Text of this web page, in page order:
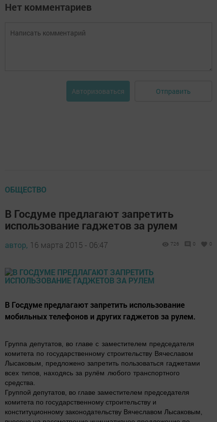
Нет комментариев
Авторизоваться Отправить
ОБЩЕСТВО
В Госдуме предлагают запретить
использование гаджетов за рулем
автор, 16 марта 2015 - 06:47 726 0 0
В Госдуме предлагают запретить использование
мобильных телефонов и других гаджетов за рулем.
Группа депутатов, во главе с заместителем председателя
комитета по государственному строительству Вячеславом
Лысаковым, предложено запретить пользоваться гаджетами
всех типов, находясь за рулём любого транспортного
средства.
Группой депутатов, во главе заместителем председателя
комитета по государственному строительству и
конституционному законодательству Вячеславом Лысаковым,